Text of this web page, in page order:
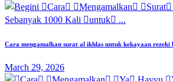
Cara mengamalkan surat al ikhlas untuk kekayaan rezeki
March 29, 2026